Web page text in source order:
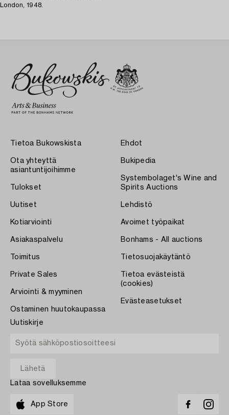
London, 1948.
Tietoa Bukowskista
Ota yhteyttä
asiantuntijoihimme
Tulokset
Uutiset
Kotiarviointi
Asiakaspalvelu
Toimitus
Private Sales
Arviointi & myyminen
Ostaminen huutokaupassa
Ehdot
Bukipedia
Systembolaget's Wine and
Spirits Auctions
Lehdistö
Avoimet työpaikat
Bonhams - All auctions
Tietosuojakäytäntö
Tietoa evästeistä
(cookies)
Evästeasetukset
Uutiskirje
Lataa sovelluksemme
App Store